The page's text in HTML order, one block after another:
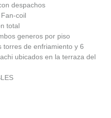
despachos
coil
total
generos por piso
torres de enfriamiento y 6
ubicados en la terraza del